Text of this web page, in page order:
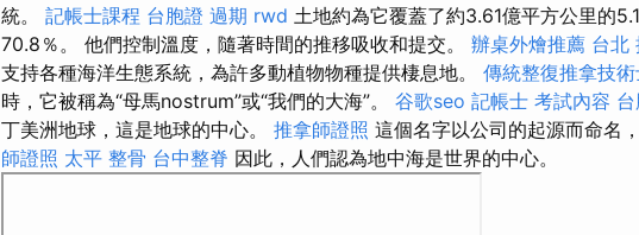
統。 記帳士課程 台胞證 過期 rwd 土地約為它覆蓋了約3.61億平方公里的
70.8％。 他們控制溫度，隨著時間的推移吸收和提交。 辦桌外燴推薦 台北
支持各種海洋生態系統，為許多動植物物種提供棲息地。 傳統整復推拿技
時，它被稱為“母馬nostrum”或“我們的大海”。 谷歌seo 記帳士 考試內容
丁美洲地球，這是地球的中心。 推拿師證照 這個名字以公司的起源而命名
師證照 太平 整骨 台中整脊 因此，人們認為地中海是世界的中心。